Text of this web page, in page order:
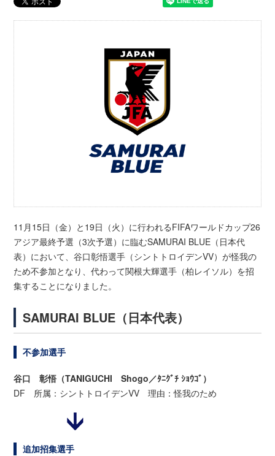
11月15日（金）と19日（火）に行われるFIFAワールドカップ26
アジア最終予選（3次予選）に臨むSAMURAI BLUE（日本代
表）において、谷口彰悟選手（シントトロイデンVV）が怪我の
ため不参加となり、代わって関根大輝選手（柏レイソル）を招
集することになりました。
SAMURAI BLUE（日本代表）
不参加選手
谷口 彰悟（TANIGUCHI Shogo／ﾀﾆｸﾞﾁ ｼｮｳｺﾞ）
DF 所属：シントトロイデンVV 理由：怪我のため
追加招集選手